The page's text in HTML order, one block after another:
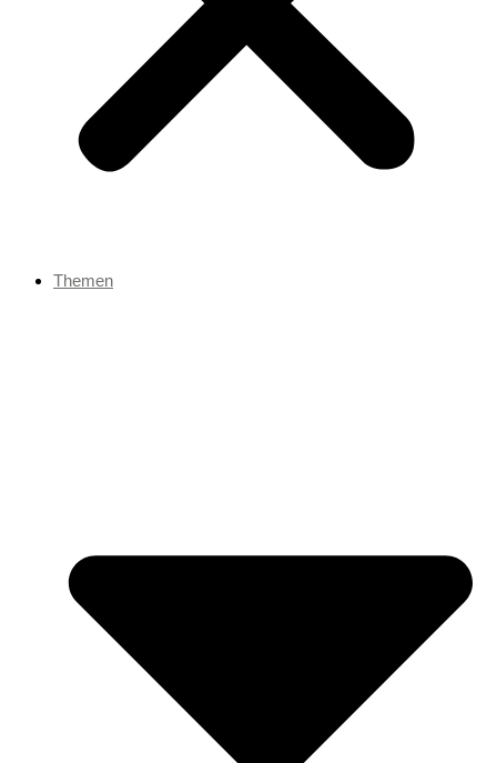
Themen